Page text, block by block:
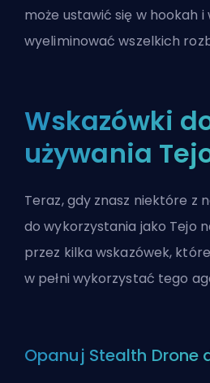
może ustawić się w hookah i
wyeliminować wszelkich
Wskazówki
używania
Teraz, gdy znasz niektóre z
do wykorzystania jako Tejo
przez kilka wskazówek,
w pełni wykorzystać tego
Opanuj Stealth Drone